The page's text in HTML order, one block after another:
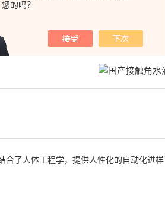
您的吗？
合了人体工程学，提供人性化的自动化进